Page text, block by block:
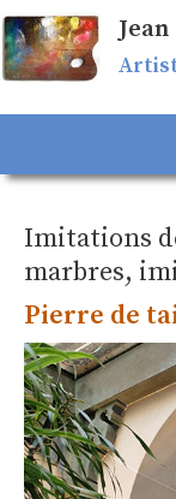
Imitations
marbres,
Pierre de